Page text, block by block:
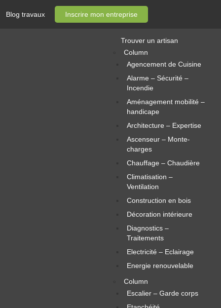
Blog travaux Inscrire mon entreprise
Trouver un artisan
Column
Agencement de Cuisine
Alarme – Sécurité –
Incendie
Aménagement mobilité –
handicape
Architecture – Expertise
Ascenseur – Monte-
charges
Chauffage – Chaudière
Climatisation –
Ventilation
Construction en bois
Décoration intérieure
Diagnostics –
Traitements
Electricité – Eclairage
Energie renouvelable
Column
Escalier – Garde corps